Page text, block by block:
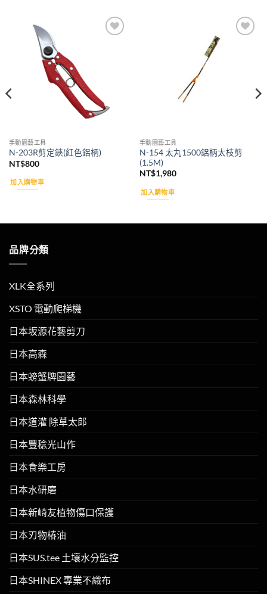
手動園藝工具
N-203R剪定鋏(紅色鋁柄)
NT$800
加入購物車
手動園藝工具
N-154 太丸1500鋁柄太枝剪
(1.5M)
NT$1,980
加入購物車
品牌分類
XLK全系列
XSTO 電動爬梯機
日本坂源花藝剪刀
日本高森
日本螃蟹牌園藝
日本森林科學
日本道灌 除草太郎
日本豐稔光山作
日本食樂工房
日本水研磨
日本新崎友植物傷口保護
日本刃物椿油
日本SUS.tee 土壤水分監控
日本SHINEX 專業不織布